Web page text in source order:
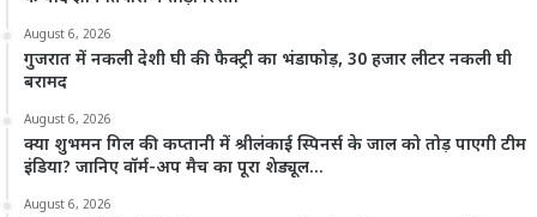
August 6, 2026
गुजरात में नकली देशी घी की फैक्ट्री का भंडाफोड़, 30 हजार लीटर नकली घी
बरामद
August 6, 2026
क्या शुभमन गिल की कप्तानी में श्रीलंकाई स्पिनर्स के जाल को तोड़ पाएगी टीम
इंडिया? जानिए वॉर्म-अप मैच का पूरा शेड्यूल…
August 6, 2026